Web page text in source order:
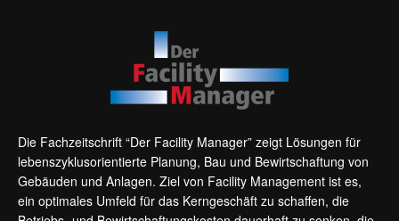
Die Fachzeitschrift “Der Facility Manager” zeigt Lösungen für
lebenszyklusorientierte Planung, Bau und Bewirtschaftung von
Gebäuden und Anlagen. Ziel von Facility Management ist es,
ein optimales Umfeld für das Kerngeschäft zu schaffen, die